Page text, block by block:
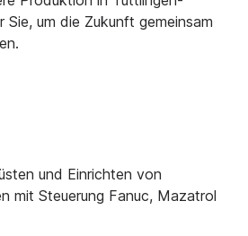
Sie, um die Zukunft gemeinsam
und Einrichten von
mit Steuerung Fanuc, Mazatrol